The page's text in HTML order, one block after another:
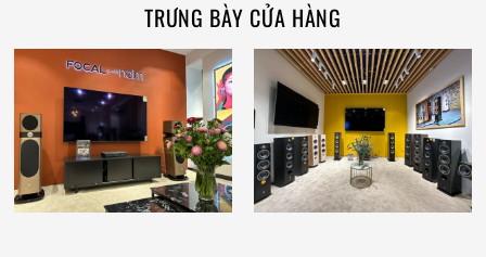
TRƯNG BÀY CỬA HÀNG